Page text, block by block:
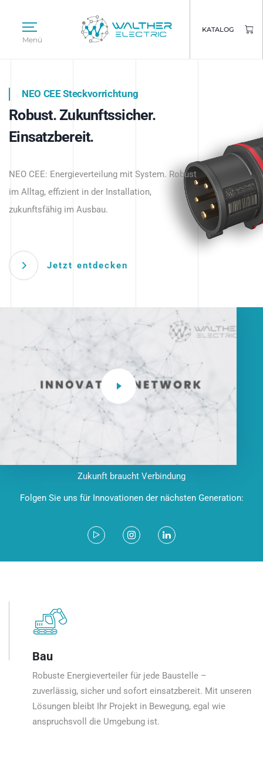
Menü
KATALOG
Intelligente Stromverteilung
beginnt hier.
NEO CEE Steckvorrichtung
Robust. Zukunftssicher.
Einsatzbereit.
NEO CEE: Energieverteilung mit System. Robust
im Alltag, effizient in der Installation,
zukunftsfähig im Ausbau.
Jetzt entdecken
Intelligenz trifft Energie.
Anwendungen – robust, IP-geschützt und
zukunftsfähig.
Zukunft braucht Verbindung
Folgen Sie uns für Innovationen der nächsten Generation:
Bau
Robuste Energieverteiler für jede Baustelle –
zuverlässig, sicher und sofort einsatzbereit. Mit unseren
Lösungen bleibt Ihr Projekt in Bewegung, egal wie
anspruchsvoll die Umgebung ist.